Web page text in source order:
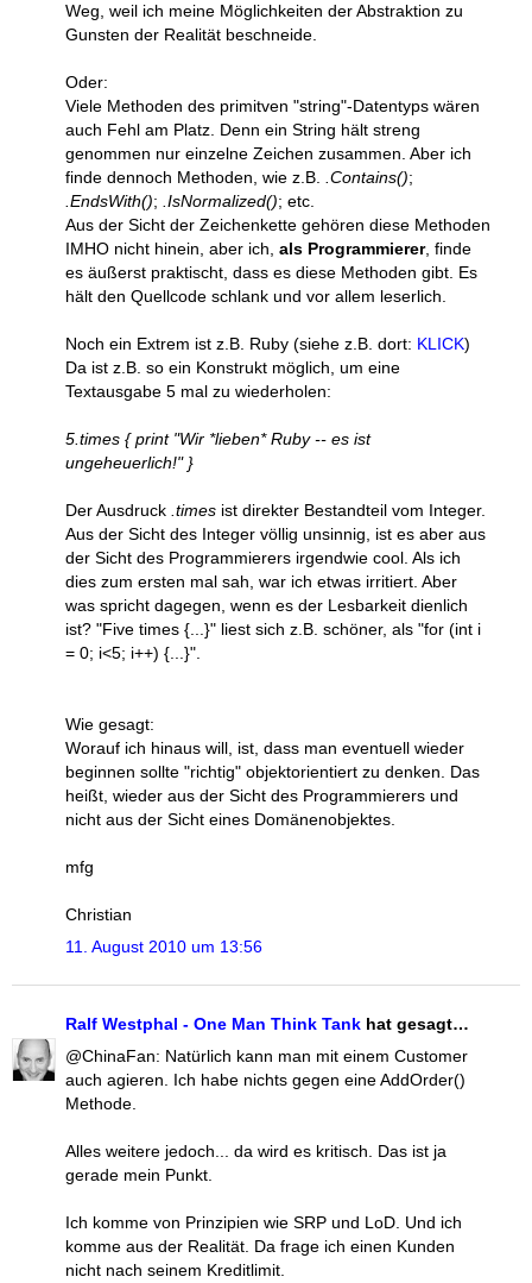
Weg, weil ich meine Möglichkeiten der Abstraktion zu
Gunsten der Realität beschneide.
Oder:
Viele Methoden des primitven "string"-Datentyps wären
auch Fehl am Platz. Denn ein String hält streng
genommen nur einzelne Zeichen zusammen. Aber ich
finde dennoch Methoden, wie z.B. .Contains();
.EndsWith(); .IsNormalized(); etc.
Aus der Sicht der Zeichenkette gehören diese Methoden
IMHO nicht hinein, aber ich, als Programmierer, finde
es äußerst praktischt, dass es diese Methoden gibt. Es
hält den Quellcode schlank und vor allem leserlich.
Noch ein Extrem ist z.B. Ruby (siehe z.B. dort: KLICK)
Da ist z.B. so ein Konstrukt möglich, um eine
Textausgabe 5 mal zu wiederholen:
5.times { print "Wir *lieben* Ruby -- es ist
ungeheuerlich!" }
Der Ausdruck .times ist direkter Bestandteil vom Integer.
Aus der Sicht des Integer völlig unsinnig, ist es aber aus
der Sicht des Programmierers irgendwie cool. Als ich
dies zum ersten mal sah, war ich etwas irritiert. Aber
was spricht dagegen, wenn es der Lesbarkeit dienlich
ist? "Five times {...}" liest sich z.B. schöner, als "for (int i
= 0; i<5; i++) {...}".
Wie gesagt:
Worauf ich hinaus will, ist, dass man eventuell wieder
beginnen sollte "richtig" objektorientiert zu denken. Das
heißt, wieder aus der Sicht des Programmierers und
nicht aus der Sicht eines Domänenobjektes.
mfg
Christian
11. August 2010 um 13:56
Ralf Westphal - One Man Think Tank hat gesagt…
@ChinaFan: Natürlich kann man mit einem Customer
auch agieren. Ich habe nichts gegen eine AddOrder()
Methode.
Alles weitere jedoch... da wird es kritisch. Das ist ja
gerade mein Punkt.
Ich komme von Prinzipien wie SRP und LoD. Und ich
komme aus der Realität. Da frage ich einen Kunden
nicht nach seinem Kreditlimit.